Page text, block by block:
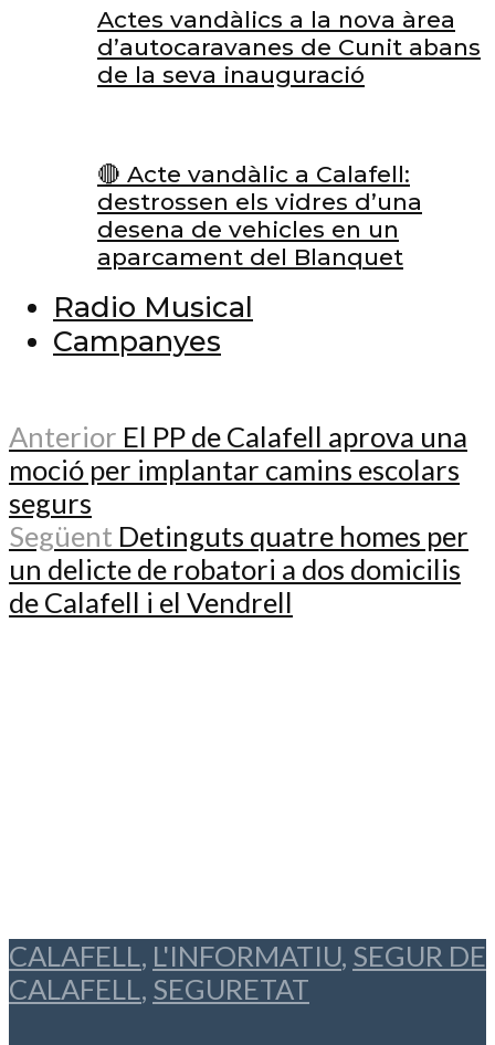
Actes vandàlics a la nova àrea
d’autocaravanes de Cunit abans
de la seva inauguració
🔴 Acte vandàlic a Calafell:
destrossen els vidres d’una
desena de vehicles en un
aparcament del Blanquet
Radio Musical
Campanyes
Anterior El PP de Calafell aprova una
moció per implantar camins escolars
segurs
Següent Detinguts quatre homes per
un delicte de robatori a dos domicilis
de Calafell i el Vendrell
CALAFELL , L'INFORMATIU, SEGUR DE
CALAFELL , SEGURETAT